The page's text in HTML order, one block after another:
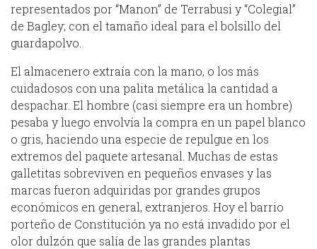
representados por “Manon” de Terrabusi y “Colegial”
de Bagley; con el tamaño ideal para el bolsillo del
guardapolvo.
El almacenero extraía con la mano, o los más
cuidadosos con una palita metálica la cantidad a
despachar. El hombre (casi siempre era un hombre)
pesaba y luego envolvía la compra en un papel blanco
o gris, haciendo una especie de repulgue en los
extremos del paquete artesanal. Muchas de estas
galletitas sobreviven en pequeños envases y las
marcas fueron adquiridas por grandes grupos
económicos en general, extranjeros. Hoy el barrio
porteño de Constitución ya no está invadido por el
olor dulzón que salía de las grandes plantas